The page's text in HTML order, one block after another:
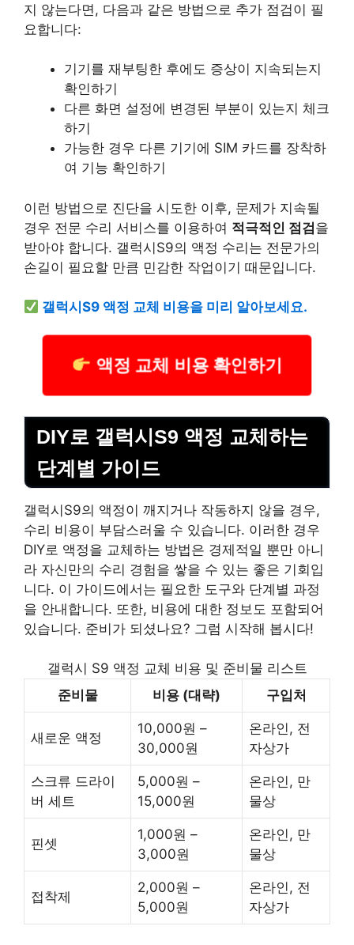
지 않는다면, 다음과 같은 방법으로 추가 점검이 필
요합니다:
기기를 재부팅한 후에도 증상이 지속되는지
확인하기
다른 화면 설정에 변경된 부분이 있는지 체크
하기
가능한 경우 다른 기기에 SIM 카드를 장착하
여 기능 확인하기
이런 방법으로 진단을 시도한 이후, 문제가 지속될
경우 전문 수리 서비스를 이용하여 적극적인 점검을
받아야 합니다. 갤럭시S9의 액정 수리는 전문가의
손길이 필요할 만큼 민감한 작업이기 때문입니다.
갤럭시S9 액정 교체 비용을 미리 알아보세요.
액정 교체 비용 확인하기
DIY로 갤럭시S9 액정 교체하는
단계별 가이드
갤럭시S9의 액정이 깨지거나 작동하지 않을 경우,
수리 비용이 부담스러울 수 있습니다. 이러한 경우
DIY로 액정을 교체하는 방법은 경제적일 뿐만 아니
라 자신만의 수리 경험을 쌓을 수 있는 좋은 기회입
니다. 이 가이드에서는 필요한 도구와 단계별 과정
을 안내합니다. 또한, 비용에 대한 정보도 포함되어
있습니다. 준비가 되셨나요? 그럼 시작해 봅시다!
갤럭시 S9 액정 교체 비용 및 준비물 리스트
준비물
비용 (대략) 구입처
새로운 액정
10,000원 –
30,000원
온라인, 전
자상가
스크류 드라이
버 세트
5,000원 –
15,000원
온라인, 만
물상
핀셋
1,000원 –
3,000원
온라인, 만
물상
접착제
2,000원 –
5,000원
온라인, 전
자상가